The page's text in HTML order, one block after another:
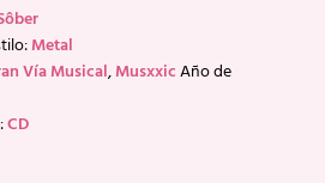
Metal
Vía Musical,MusxxicAño de
CD